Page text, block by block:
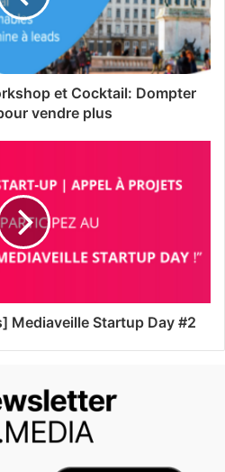
et Cocktail: Dompter
vendre plus
Mediaveille Startup Day #2